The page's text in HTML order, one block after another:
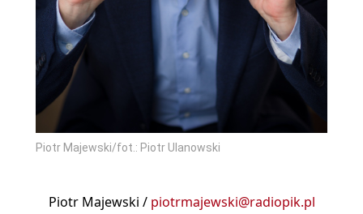
Piotr Majewski/fot.: Piotr Ulanowski
Piotr Majewski / piotrmajewski@radiopik.pl